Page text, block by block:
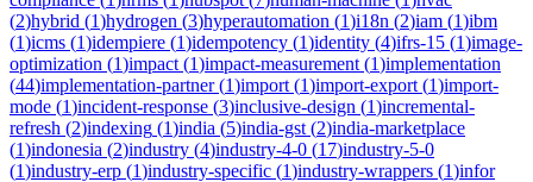
(2)hybrid (1)hydrogen (3)hyperautomation (1)i18n (2)iam (1)ibm
(1)icms (1)idempiere (1)idempotency (1)identity (4)ifrs-15 (1)image-
optimization (1)impact (1)impact-measurement (1)implementation
(44)implementation-partner(1)import (1)import-export (1)import-
mode (1)incident-response (3)inclusive-design (1)incremental-
refresh (2)indexing (1)india (5)india-gst (2)india-marketplace
(1)indonesia (2)industry (4)industry-4-0 (17)industry-5-0
(1)industry-erp (1)industry-specific (1)industry-wrappers (1)infor